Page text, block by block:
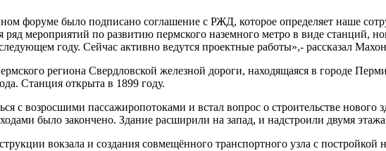
форуме было подписано соглашение с РЖД, которое определяет наше
мероприятий по развитию пермского наземного метро в виде станций,
году. Сейчас активно ведутся проектные работы»,- рассказал
региона Свердловской железной дороги, находящаяся в городе
Станция открыта в 1899 году.
с возросшими пассажиропотоками и встал вопрос о строительстве нового
было закончено. Здание расширили на запад, и надстроили двумя
вокзала и создания совмещённого транспортного узла с постройкой